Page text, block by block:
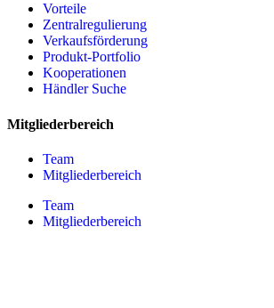
Vorteile
Zentralregulierung
Verkaufsförderung
Produkt-Portfolio
Kooperationen
Händler Suche
Mitgliederbereich
Team
Mitgliederbereich
Team
Mitgliederbereich